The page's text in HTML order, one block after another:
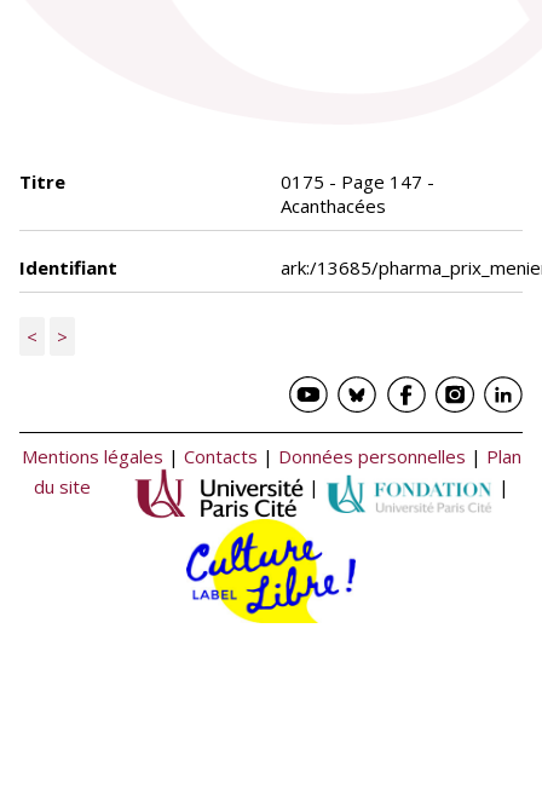
Titre
0175 - Page 147 -
Acanthacées
Identifiant ark:/13685/
< >
Mentions légales | Contacts | Données personnelles | Plan
du site
| |